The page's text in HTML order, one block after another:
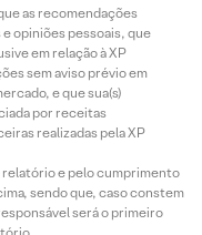
as recomendações
opiniões pessoais, que
em relação à XP
sem aviso prévio em
e que sua(s)
por receitas
realizadas pela XP
e pelo cumprimento
sendo que, caso constem
será o primeiro